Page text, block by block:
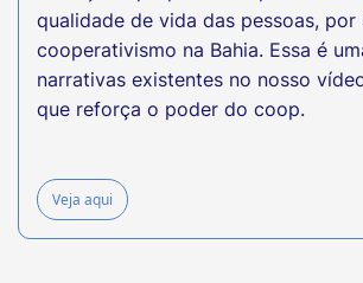
qualidade de vida das pessoas, por
cooperativismo na Bahia. Essa é
narrativas existentes no nosso
que reforça o poder do coop.
Veja aqui